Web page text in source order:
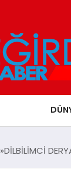
DİLBİLİMCİ